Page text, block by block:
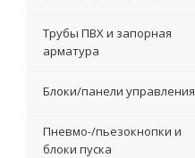
Трубы ПВХ и запорная
арматура
Блоки/панели управления
Пневмо-/пьезокнопки и
блоки пуска